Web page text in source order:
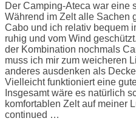
Der Camping-Ateca war eine
Während im Zelt alle Sachen
Cabo und ich relativ bequem
ruhig und vom Wind
der Kombination nochmals
muss ich mir zum weicheren
anderes ausdenken als
Vielleicht funktioniert eine
Insgesamt wäre es natürlich
komfortablen Zelt auf meiner
continued …